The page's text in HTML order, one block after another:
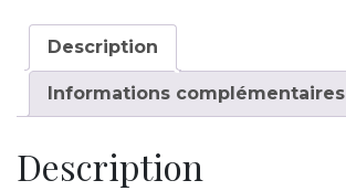
Description
Informations complémentaires
Description